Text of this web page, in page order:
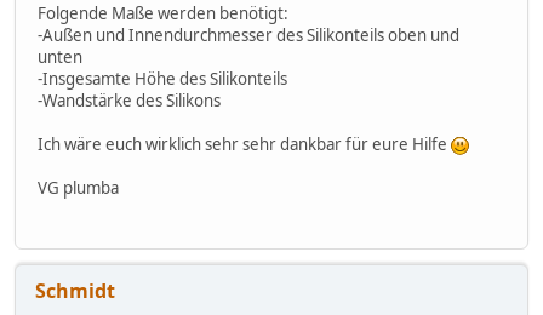
Folgende Maße werden benötigt:
-Außen und Innendurchmesser des Silikonteils oben und
unten
-Insgesamte Höhe des Silikonteils
-Wandstärke des Silikons
Ich wäre euch wirklich sehr sehr dankbar für eure Hilfe
VG plumba
Schmidt